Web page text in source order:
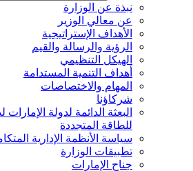
نبذة عن الوزارة
عن معالي الوزير
الأهداف الإستراتيجية
الرؤية والرسالة والقيم
الهيكل التنظيمي
أهداف التنمية المستدامة
المهام والاختصاصات
شركاؤنا
البعثة الدائمة لدولة الإمارات
للطاقة المتجددة
سياسة الأنظمة الإدارية
تطبيقات الوزارة
جناح الإمارات